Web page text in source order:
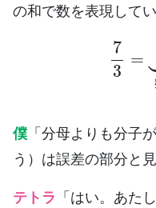
の和で数を表現してい
2⏟
僕 「分母よりも分子
う）は誤差の部分と
テトラ 「はい。あた